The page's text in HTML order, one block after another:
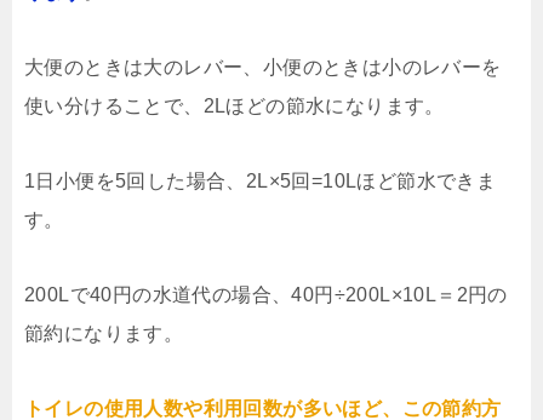
大便のときは大のレバー、小便のときは小のレバーを
使い分けることで、2Lほどの節水になります。
1日小便を5回した場合、2L×5回=10Lほど節水できま
す。
200Lで40円の水道代の場合、40円÷200L×10L＝2円の
節約になります。
トイレの使用人数や利用回数が多いほど、この節約方